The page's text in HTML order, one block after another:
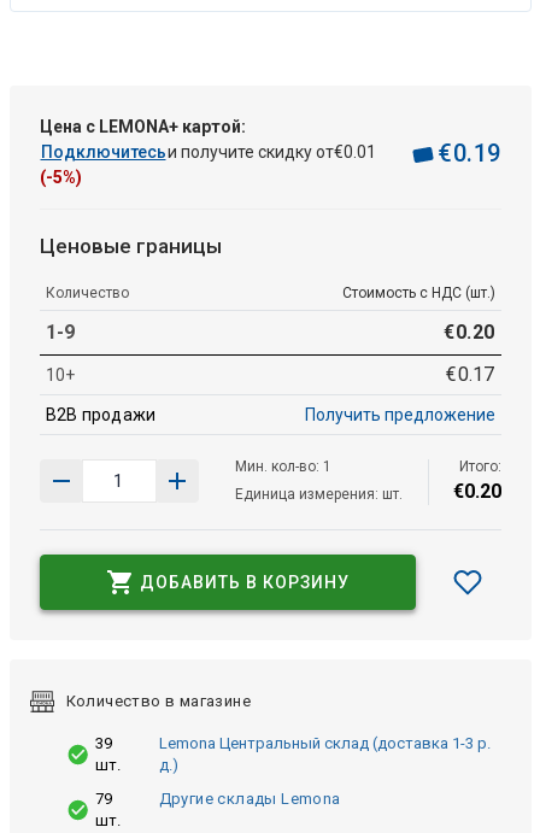
Цена с LEMONA+ картой:
Подключитесьи получите скидку от€0.01
(-5%)
€0.19
Ценовые границы
Количество Стоимость с НДС (шт.)
1-9 €0.20
10+ €0.17
B2B продажи Получить предложение
Мин. кол-во: 1
Единица измерения: шт.
Итого:
€0.20
ДОБАВИТЬ В КОРЗИНУ
Количество в магазине
39
шт.
Lemona Центральный склад (доставка 1-3 р.
д.)
79
шт.
Другие склады Lemona